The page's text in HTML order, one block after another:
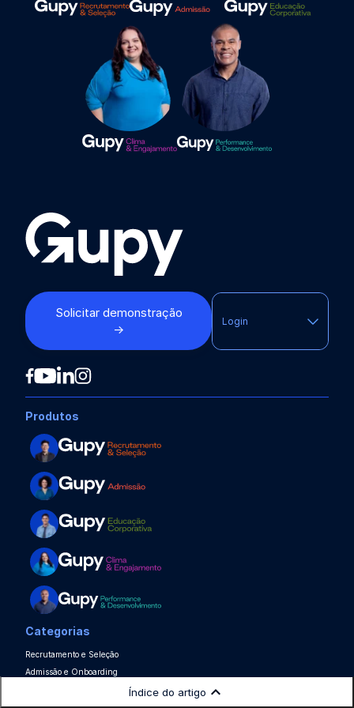
Índice do artigo
Solicitar demonstração
→
Login
Produtos
Categorias
Recrutamento e Seleção
Admissão e Onboarding